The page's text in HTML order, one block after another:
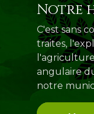
Notre
C'est sans
traites,
angulaire
notre